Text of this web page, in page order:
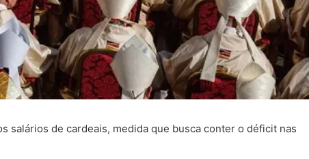
salários de cardeais, medida que busca conter o déficit nas